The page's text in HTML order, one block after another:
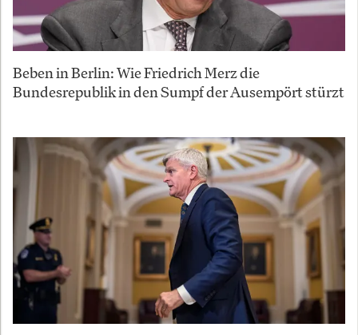
Beben in Berlin: Wie Friedrich Merz die
Bundesrepublik in den Sumpf der Ausempört stürzt